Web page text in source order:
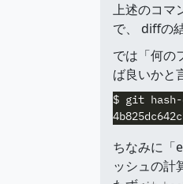
上述のコマ
で、 diffの
では「何の
ば良いかと
$ git
ちなみに「
ッシュの計